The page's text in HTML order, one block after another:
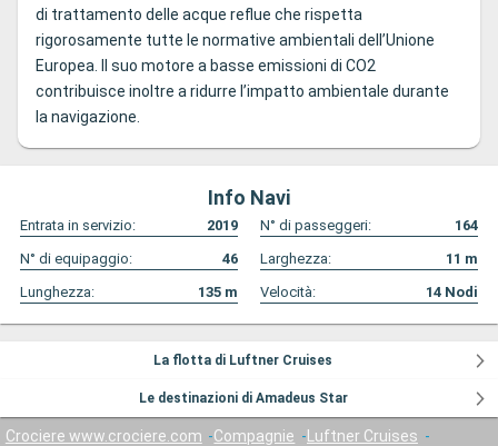
di trattamento delle acque reflue che rispetta
rigorosamente tutte le normative ambientali dell’Unione
Europea. Il suo motore a basse emissioni di CO2
contribuisce inoltre a ridurre l’impatto ambientale durante
la navigazione.
Info Navi
Entrata in servizio: 2019 N° di passeggeri:
164
N° di equipaggio:
46 Larghezza: 11 m
Lunghezza:
135 m Velocità: 14 Nodi
La flotta di Luftner Cruises
Le destinazioni di Amadeus Star
Crociere www.crociere.com Compagnie
Luftner Cruises